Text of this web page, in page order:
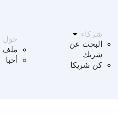
شركاء
البحث عن
شريك
كن شريكا
حول
ملف
أخبا